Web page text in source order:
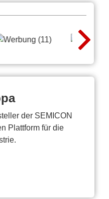
der SEMICON
Plattform für die